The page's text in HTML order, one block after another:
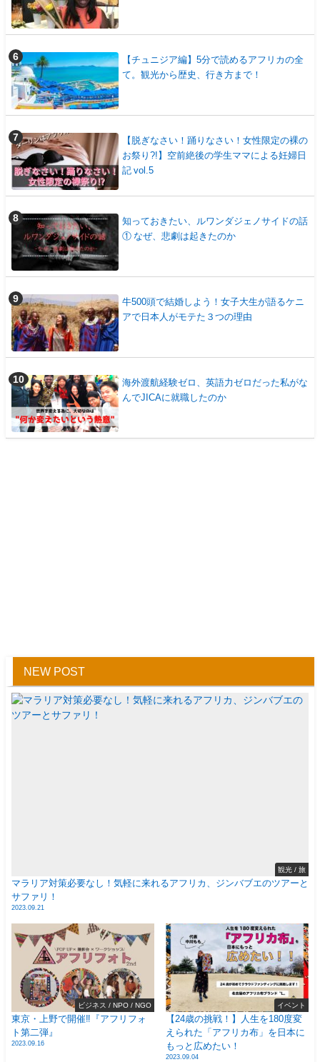
【チュニジア編】5分で読めるアフリカの全
て。観光から歴史、行き方まで！
【脱ぎなさい！踊りなさい！女性限定の裸の
お祭り?!】空前絶後の学生ママによる妊婦日
記 vol.5
知っておきたい、ルワンダジェノサイドの話
① なぜ、悲劇は起きたのか
牛500頭で結婚しよう！女子大生が語るケニ
アで日本人がモテた３つの理由
海外渡航経験ゼロ、英語力ゼロだった私がな
んでJICAに就職したのか
NEW POST
観光 / 旅
マラリア対策必要なし！気軽に来れるアフリカ、ジンバブエのツアーと
サファリ！
2023.09.21
ビジネス / NPO / NGO
東京・上野で開催‼️『アフリフォ
ト第二弾』
2023.09.16
イベント
【24歳の挑戦！】人生を180度変
えられた「アフリカ布」を日本に
もっと広めたい！
2023.09.04